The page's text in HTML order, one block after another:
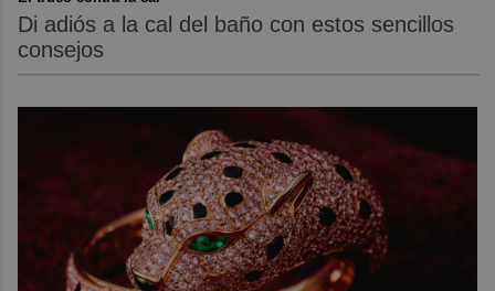
Di adiós a la cal del baño con estos sencillos
consejos